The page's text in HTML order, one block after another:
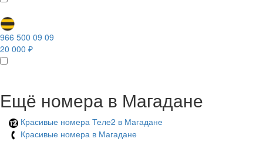
966 500 09 09
20 000 ₽
Ещё номера в Магадане
Красивые номера Теле2 в Магадане
Красивые номера в Магадане